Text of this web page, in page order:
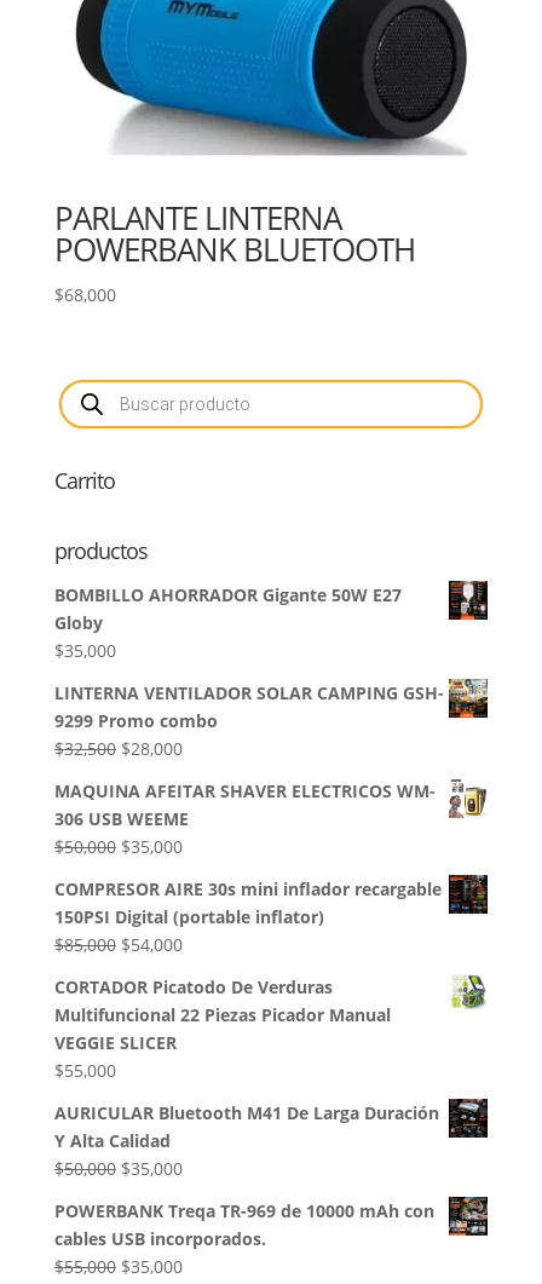
PARLANTE LINTERNA
POWERBANK BLUETOOTH
$68,000
Búsqueda
de
productos
Carrito
productos
BOMBILLO AHORRADOR Gigante 50W E27
Globy
$35,000
LINTERNA VENTILADOR SOLAR CAMPING GSH-
9299 Promo combo
$32,500 El
original
era:
$32,500.
$28,000El
actual
es:
$28,000.
MAQUINA AFEITAR SHAVER ELECTRICOS WM-
306 USB WEEME
$50,000 El
original
era:
$50,000.
$35,000El
actual
es:
$35,000.
COMPRESOR AIRE 30s mini inflador recargable
150PSI Digital (portable inflator)
$85,000 El
original
era:
$85,000.
$54,000El
actual
es:
CORTADOR Picatodo De Verduras
Multifuncional 22 Piezas Picador Manual
VEGGIE SLICER
$55,000
AURICULAR Bluetooth M41 De Larga Duración
Y Alta Calidad
$50,000 El
original
era:
$50,000.
$35,000El
actual
es:
$35,000.
POWERBANK Treqa TR-969 de 10000 mAh con
cables USB incorporados.
$55,000 El
$35,000El